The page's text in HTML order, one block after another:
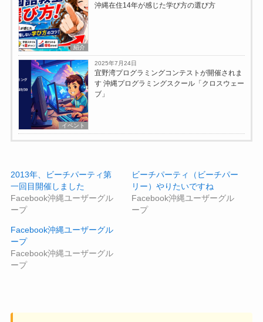
紹介
沖縄在住14年が感じた学び方の選び方
イベント
2025年7月24日
宜野湾プログラミングコンテストが開催されま
す 沖縄プログラミングスクール「クロスウェー
ブ」
2013年、ビーチパーティ第
一回目開催しました
Facebook沖縄ユーザーグル
ープ
ビーチパーティ（ビーチパー
リー）やりたいですね
Facebook沖縄ユーザーグル
ープ
Facebook沖縄ユーザーグル
ープ
Facebook沖縄ユーザーグル
ープ